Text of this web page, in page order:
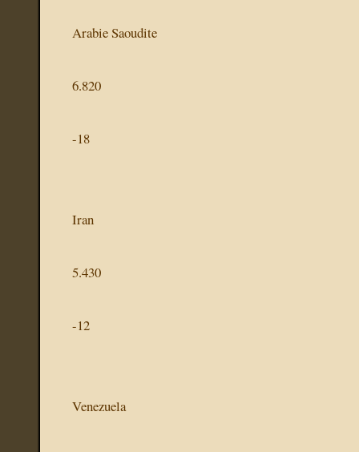
Arabie Saoudite
6.820
-18
Iran
5.430
-12
Venezuela